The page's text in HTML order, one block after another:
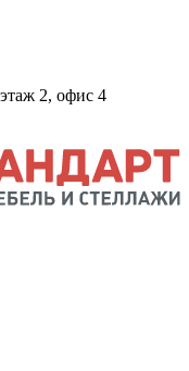
2, офис 4